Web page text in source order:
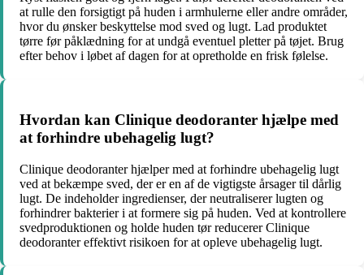
at rulle den forsigtigt på huden i armhulerne eller andre områder,
hvor du ønsker beskyttelse mod sved og lugt. Lad produktet
tørre før påklædning for at undgå eventuel pletter på tøjet. Brug
efter behov i løbet af dagen for at opretholde en frisk følelse.
Hvordan kan Clinique deodoranter hjælpe med
at forhindre ubehagelig lugt?
Clinique deodoranter hjælper med at forhindre ubehagelig lugt
ved at bekæmpe sved, der er en af de vigtigste årsager til dårlig
lugt. De indeholder ingredienser, der neutraliserer lugten og
forhindrer bakterier i at formere sig på huden. Ved at kontrollere
svedproduktionen og holde huden tør reducerer Clinique
deodoranter effektivt risikoen for at opleve ubehagelig lugt.